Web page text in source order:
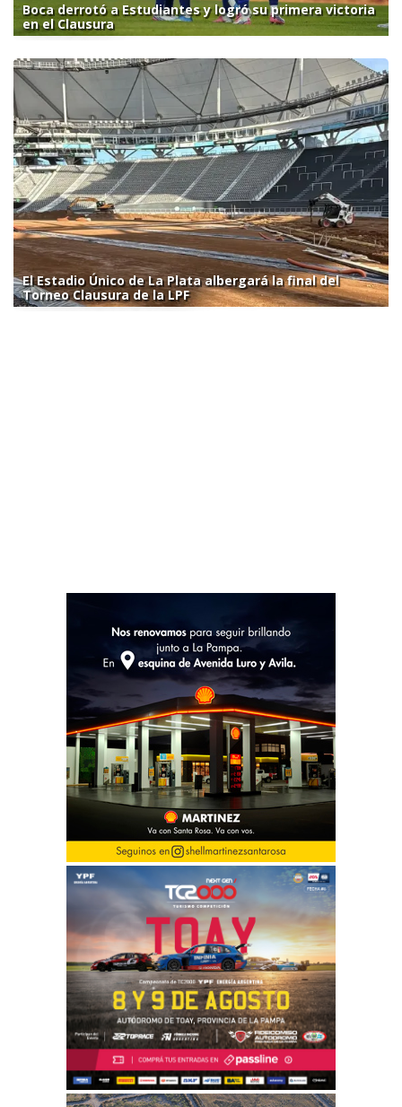
Boca derrotó a Estudiantes y logró su primera victoria
en el Clausura
El Estadio Único de La Plata albergará la final del
Torneo Clausura de la LPF